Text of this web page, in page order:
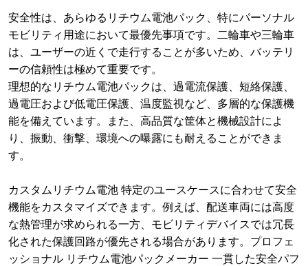
安全性は、あらゆるリチウム電池パック、特にパーソナル
モビリティ用途において最優先事項です。二輪車や三輪車
は、ユーザーの近くで走行することが多いため、バッテリ
ーの信頼性は極めて重要です。
理想的なリチウム電池パックは、過電流保護、短絡保護、
過電圧および低電圧保護、温度監視など、多層的な保護機
能を備えています。また、高品質な筐体と機械設計によ
り、振動、衝撃、環境への曝露にも耐えることができま
す。
カスタムリチウム電池 特定のユースケースに合わせて安全
機能をカスタマイズできます。例えば、配送車両には高度
な熱管理が求められる一方、モビリティデバイスでは冗長
化された保護回路が優先される場合があります。プロフェ
ッショナル リチウム電池パックメーカー 一貫した安全パフ